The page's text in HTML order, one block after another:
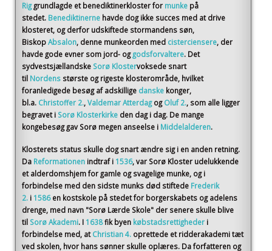
Rig grundlagde et benediktinerkloster for munke på
stedet. Benediktinerne havde dog ikke succes med at drive
klosteret, og derfor udskiftede stormandens søn,
BiskopAbsalon, denne munkeorden med cisterciensere, der
havde gode evner som jord- og godsforvaltere. Det
sydvestsjællandske Sorø Klostervoksede snart
til Nordens største og rigeste klosterområde, hvilket
foranledigede besøg af adskillige danske konger,
bl.a. Christoffer 2.,Valdemar Atterdag og Oluf 2., som alle ligger
begravet i Sorø Klosterkirke den dag i dag. De mange
kongebesøg gav Sorø megen anseelse i Middelalderen.
Klosterets status skulle dog snart ændre sig i en anden retning.
Da Reformationen indtraf i 1536, var Sorø Kloster udelukkende
et alderdomshjem for gamle og svagelige munke, og i
forbindelse med den sidste munks død stiftede Frederik
2. i 1586 en kostskole på stedet for borgerskabets og adelens
drenge, med navn "Sorø Lærde Skole" der senere skulle blive
til Sorø Akademi. I 1638fik byen købstadsrettigheder i
forbindelse med, at Christian 4. oprettede et ridderakademi tæt
ved skolen, hvor hans sønner skulle oplæres. Da forfatteren og